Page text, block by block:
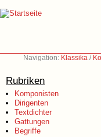
Navigation: Klassika /
Rubriken
Komponisten
Dirigenten
Textdichter
Gattungen
Begriffe